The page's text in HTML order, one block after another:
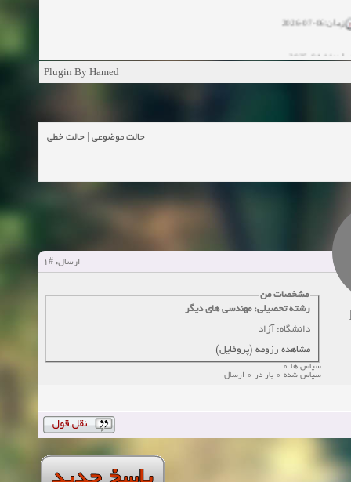
زمان:10-13-2024
زمان:10-11-2024
Plugin By Hamed
حالت موضوعی حالت خطی
ارسال: #1
مشخصات من
رشته تحصیلی: مهندسی های دیگر
دانشگاه: آزاد
مشاهده رزومه (پروفایل)
سپاس ها 0
سپاس شده 0 بار در 0 ارسال